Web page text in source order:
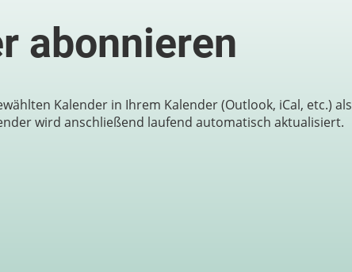
abonnieren
Kalender in Ihrem Kalender (Outlook, iCal, etc.) als
wird anschließend laufend automatisch aktualisiert.